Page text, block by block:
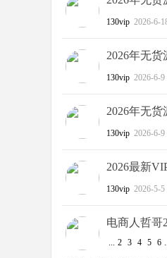
130vip 2026-6-
2026年无
130vip 2026-6-9
2026年无
130vip 2026-6-9
2026最新
130vip 2026-5-5
电商人哲哥
... 2 3 4 5 6 ..